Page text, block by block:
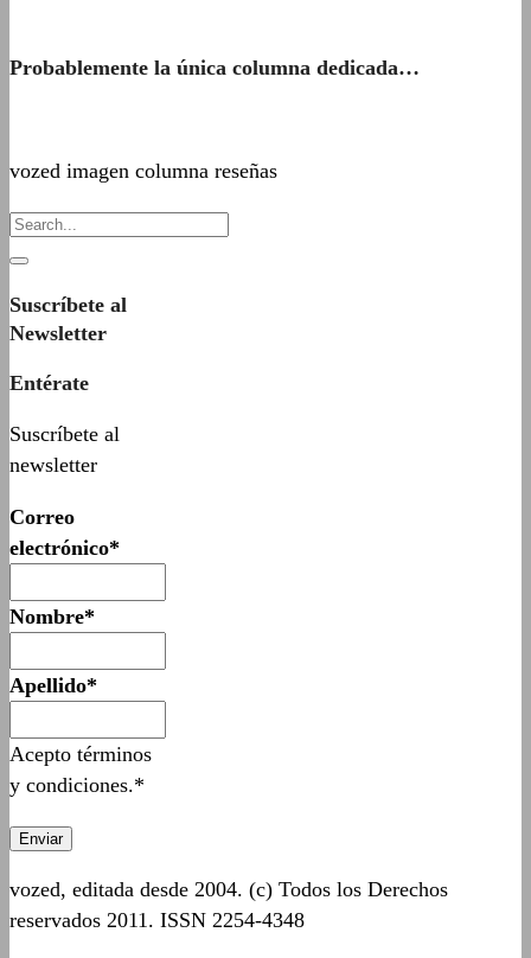
Probablemente la única columna dedicada…
vozed imagen columna reseñas
Suscríbete al
Newsletter
Entérate
Suscríbete al
newsletter
Correo
electrónico*
Nombre*
Apellido*
Acepto términos
y condiciones.*
vozed, editada desde 2004. (c) Todos los Derechos
reservados 2011. ISSN 2254-4348